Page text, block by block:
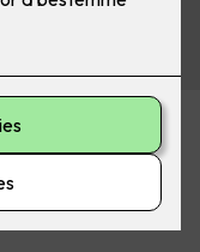
ditt har blitt
en elkontroll,